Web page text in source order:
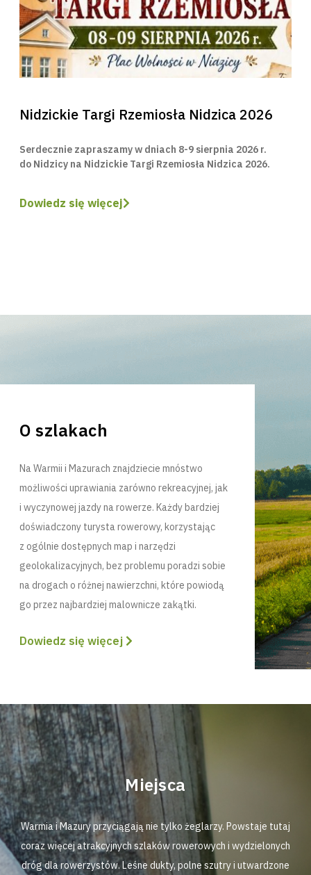
Nidzickie Targi Rzemiosła Nidzica 2026
Serdecznie zapraszamy w dniach 8-9 sierpnia 2026 r.
do Nidzicy na Nidzickie Targi Rzemiosła Nidzica 2026.
Dowiedz się więcej
O szlakach
Na Warmii i Mazurach znajdziecie mnóstwo
możliwości uprawiania zarówno rekreacyjnej, jak
i wyczynowej jazdy na rowerze. Każdy bardziej
doświadczony turysta rowerowy, korzystając
z ogólnie dostępnych map i narzędzi
geolokalizacyjnych, bez problemu poradzi sobie
na drogach o różnej nawierzchni, które powiodą
go przez najbardziej malownicze zakątki.
Dowiedz się więcej
Miejsca
Warmia i Mazury przyciągają nie tylko żeglarzy. Powstaje tutaj
coraz więcej atrakcyjnych szlaków rowerowych i wydzielonych
dróg dla rowerzystów. Leśne dukty, polne szutry i utwardzone